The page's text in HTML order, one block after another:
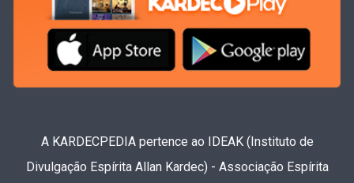
A KARDECPEDIA pertence ao IDEAK (Instituto de
Divulgação Espírita Allan Kardec) - Associação Espírita